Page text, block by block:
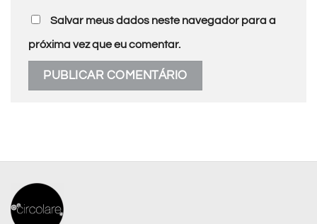
Salvar meus dados neste navegador para a
próxima vez que eu comentar.